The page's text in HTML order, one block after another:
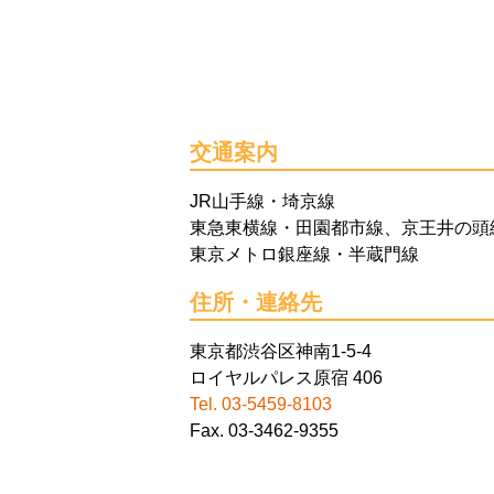
交通案内
JR山手線・埼京線
東急東横線・田園都市線、京王井の頭
東京メトロ銀座線・半蔵門線
住所・連絡先
東京都渋谷区神南1-5-4
ロイヤルパレス原宿 406
Tel. 03-5459-8103
Fax. 03-3462-9355